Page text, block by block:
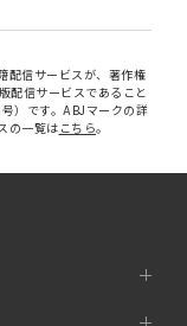
配信サービスが、著作権
配信サービスであること
）です。ABJマークの詳
の一覧は こちら。